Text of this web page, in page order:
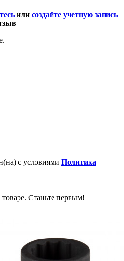
или создайте учетную запись
с условиями Политика
Станьте первым!